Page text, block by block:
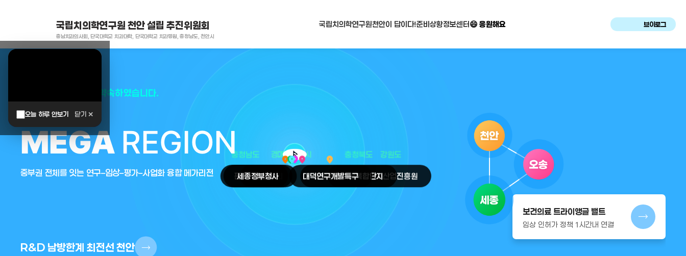
국립치의학연구원 천안 설립 추진위원회
충남치과의사회, 단국대학교 치과대학, 단국대학교 치과병원, 충청남도, 천안시
국립치의학연구원천안이 답이다!준비상황정보센터 😄 응원해요 브이로그
오늘 하루 안보기 닫기 ✕
대한민국은 두번이나 약속하였습니다.
MEGA REGION
중부권 전체를 잇는 연구–임상–평가–사업화 융합 메가리전
R&D 남방한계 최전선 천안
보건의료 트라이앵글 밸트
임상 인허가 정책 1시간내 연결
arrow_selector_tool 강원도
경기도 충청북도
충청남도 대전광역시
place
천안시
place
세종정부청사
place
판교테크노밸리
place
오송첨단의료복합단지
place
대덕연구개발특구
place
원주의료기기산업진흥원